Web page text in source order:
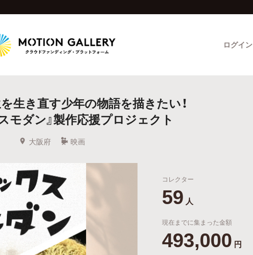
ログイン
新着プロジェクト 終了間近のプロジェクト
Feature
キュレーターから探す 特集から探す
Legendary
ジェクト 調達額が大きいプロジェクト
生き直す少年の物語を描きたい！
モダン』製作応援プロジェクト
大阪府 映画
コレクター
59 人
現在までに集まった金額
493,000 円